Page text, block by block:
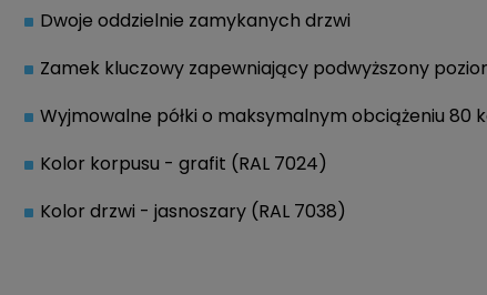
Dwoje oddzielnie zamykanych drzwi
Zamek kluczowy zapewniający podwyższony
Wyjmowalne półki o maksymalnym obciążeniu 80
Kolor korpusu - grafit (RAL 7024)
Kolor drzwi - jasnoszary (RAL 7038)